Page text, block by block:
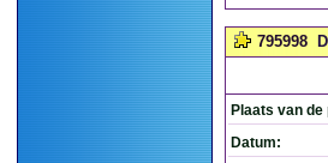
795998
Plaats van de
Datum: